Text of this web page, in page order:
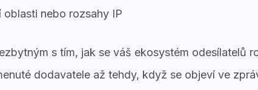
oblasti nebo rozsahy IP
s tím, jak se váš ekosystém odesílatelů
dodavatele až tehdy, když se objeví ve